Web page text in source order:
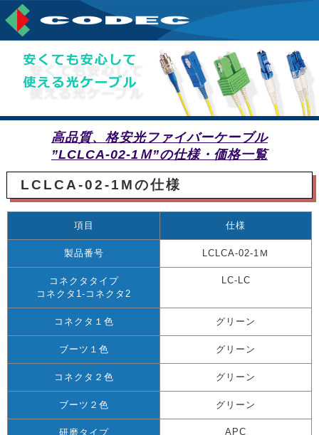
高品質、格安光ファイバーケーブル
”LCLCA-02-1Ｍ”の仕様・価格一覧
LCLCA-02-1Mの仕様
項目 仕様
製品番号 LCLCA-02-1Ｍ
コネクタタイプ
コネクタ1-コネクタ2
LC-LC
コネクタ１色 グリーン
ブーツ１色 グリーン
コネクタ２色 グリーン
ブーツ２色 グリーン
研磨タイプ APC